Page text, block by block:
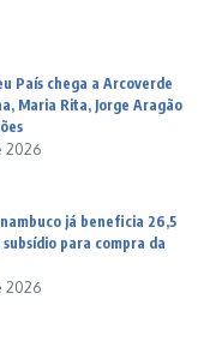
País chega a Arcoverde
Maria Rita, Jorge Aragão
2026
já beneficia 26,5
para compra da
2026